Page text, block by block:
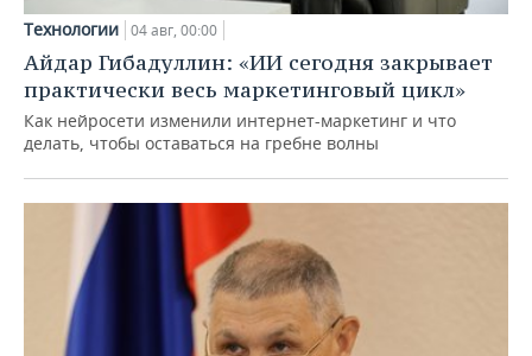
Технологии 04 авг, 00:00
Айдар Гибадуллин: «ИИ сегодня закрывает
практически весь маркетинговый цикл»
Как нейросети изменили интернет-маркетинг и что
делать, чтобы оставаться на гребне волны